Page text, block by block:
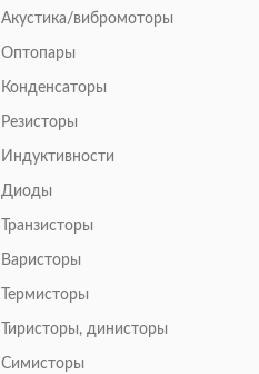
Акустика/вибромоторы
Оптопары
Конденсаторы
Резисторы
Индуктивности
Диоды
Транзисторы
Варисторы
Термисторы
Тиристоры, динисторы
Симисторы